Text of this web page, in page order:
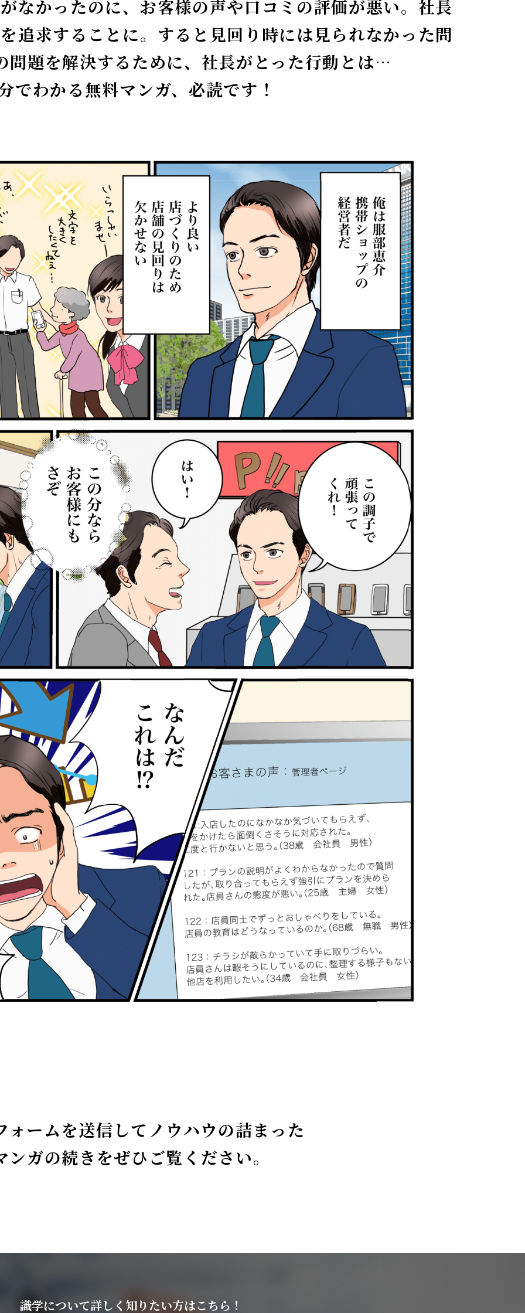
なかったのに、お客様の声や口コミの評価が悪い。社長
追求することに。すると見回り時には見られなかった問
問題を解決するために、社長がとった行動とは…
でわかる無料マンガ、必読です！
ォームを送信してノウハウの詰まった
ンガの続きをぜひご覧ください。
識学について詳しく知りたい方はこちら！